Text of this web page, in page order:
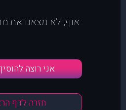
אוף, לא מצאנו את
אני רוצה
חזרה לדף